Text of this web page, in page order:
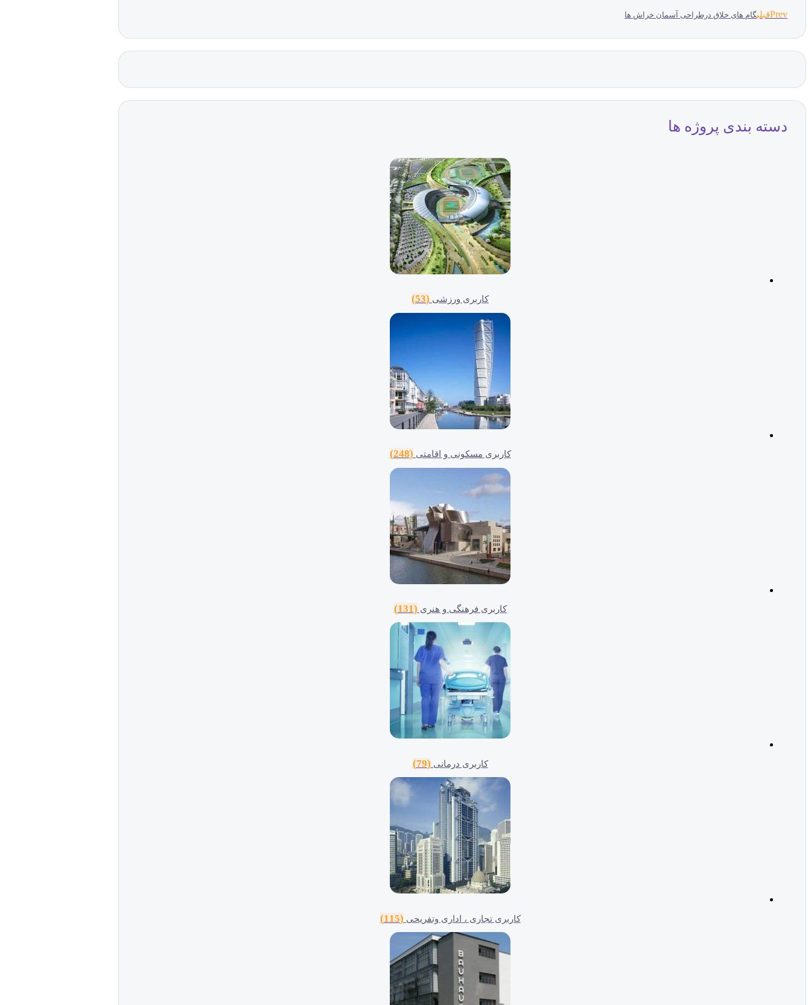
Prevقبلیگام های خلاق درطراحی آسمان خراش ها
دسته بندی پروژه ها
کاربری ورزشی (53)
کاربری مسکونی و اقامتی (248)
کاربری فرهنگی و هنری (131)
کاربری درمانی (79)
کاربری تجاری ، اداری وتفریحی (115)